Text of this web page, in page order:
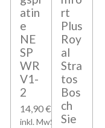
atin
e
NE
SP
WR
V1-
2
14,90 €
inkl. MwSt zzgl.
rt
Plus
Roy
al
Stra
tos
Bos
ch
Sie